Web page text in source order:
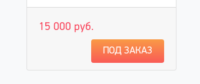
15 000 руб.
ПОД ЗАКАЗ